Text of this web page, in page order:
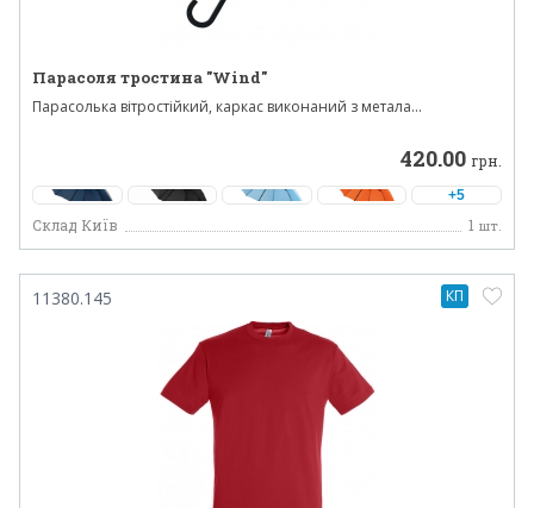
Парасоля тростина "Wind"
Парасолька вітростійкий, каркас виконаний з метала...
420.00 грн.
+5
Склад Київ 1 шт.
11380.145 КП